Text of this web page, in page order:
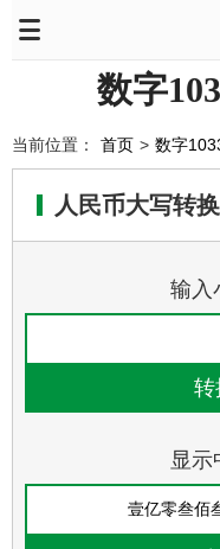
数字
当前位置： 首页 > 数字
人民币大写转
输入
显示